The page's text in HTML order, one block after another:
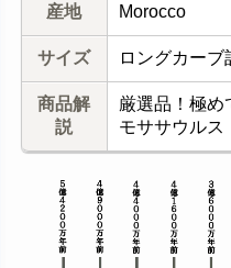
産地 Morocco
サイズ ロングカーブ
商品解
説
厳選品！極め
モササウルス